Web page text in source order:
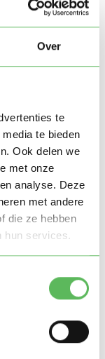
Over
te
te bieden
Ook delen we
met onze
analyse. Deze
met andere
die ze hebben
hun services.
te weigeren of
recht op
in het leven
wijzigen
of
indien de
is met de
maakt op
niet
kan worden.
zich zowel
Leverancier
04.00 uur de
afkomstig van
daarmee te
hebben
materiaal die zij
alle mogelijke
voortvloeien uit
informatie en